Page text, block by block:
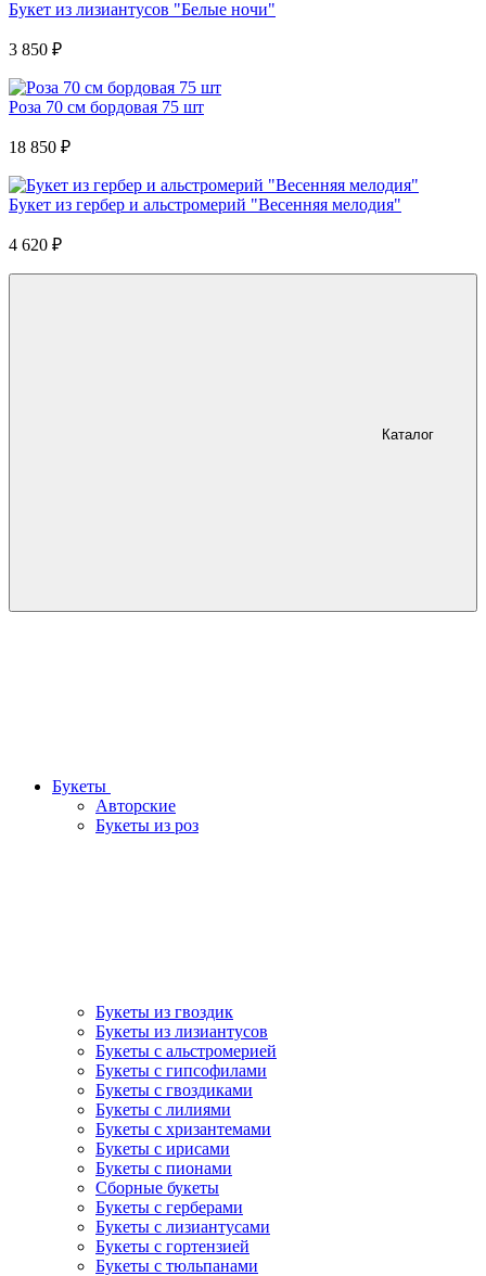
Букет из лизиантусов "Белые ночи"
3 850 ₽
Роза 70 см бордовая 75 шт
18 850 ₽
Букет из гербер и альстромерий "Весенняя мелодия"
4 620 ₽
Каталог
Букеты
Авторские
Букеты из роз
Букеты из гвоздик
Букеты из лизиантусов
Букеты с альстромерией
Букеты с гипсофилами
Букеты с гвоздиками
Букеты с лилиями
Букеты с хризантемами
Букеты с ирисами
Букеты с пионами
Сборные букеты
Букеты с герберами
Букеты с лизиантусами
Букеты с гортензией
Букеты с тюльпанами